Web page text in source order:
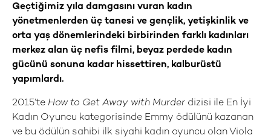
Geçtiğimiz yıla damgasını vuran kadın
yönetmenlerden üç tanesi ve gençlik, yetişkinlik ve
orta yaş dönemlerindeki birbirinden farklı kadınları
merkez alan üç nefis filmi, beyaz perdede kadın
gücünü sonuna kadar hissettiren, kalburüstü
yapımlardı.
2015’te How to Get Away with Murder dizisi ile En İyi
Kadın Oyuncu kategorisinde Emmy ödülünü kazanan
ve bu ödülün sahibi ilk siyahi kadın oyuncu olan Viola